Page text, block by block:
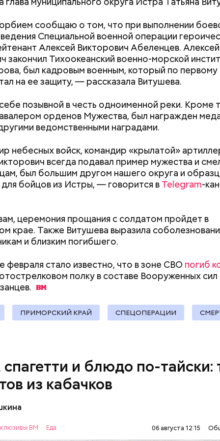
сообщаю о том, что при выполнении
Специальной военной операции
Алексей Викторович Абеленцев. Алексей
закончил Тихоокеанский военно-морской
был кадровым военным, который по первому
на ее защиту, — рассказала Витушева.
позывной в честь одноименной реки. Кроме
орденов Мужества, был награжден
ведомственными наградами.
небесных войск, командир «крылатой»
всегда подавал пример мужества и
был большим другом нашего округа и
бойцов из Истры, — говорится в Telegram-
церемония прощания с солдатом пройдет в
крае. Также Витушева выразила
и близким погибшего.
февраля стало известно, что в зоне СВО погиб
полку в составе Вооруженных
ПРИМОРСКИЙ КРАЙ СПЕЦОПЕРАЦИИ
спагетти и блюдо по-тайски:
из кабачков
ВМ Еда 06 августа 12:15
масло;
Как поменять батареи дома и
Как получить до
претендовать и
документы